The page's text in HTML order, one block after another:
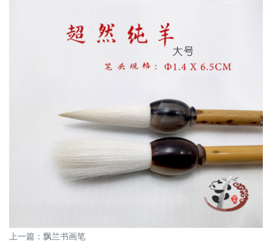
上一篇： 飘兰书画笔